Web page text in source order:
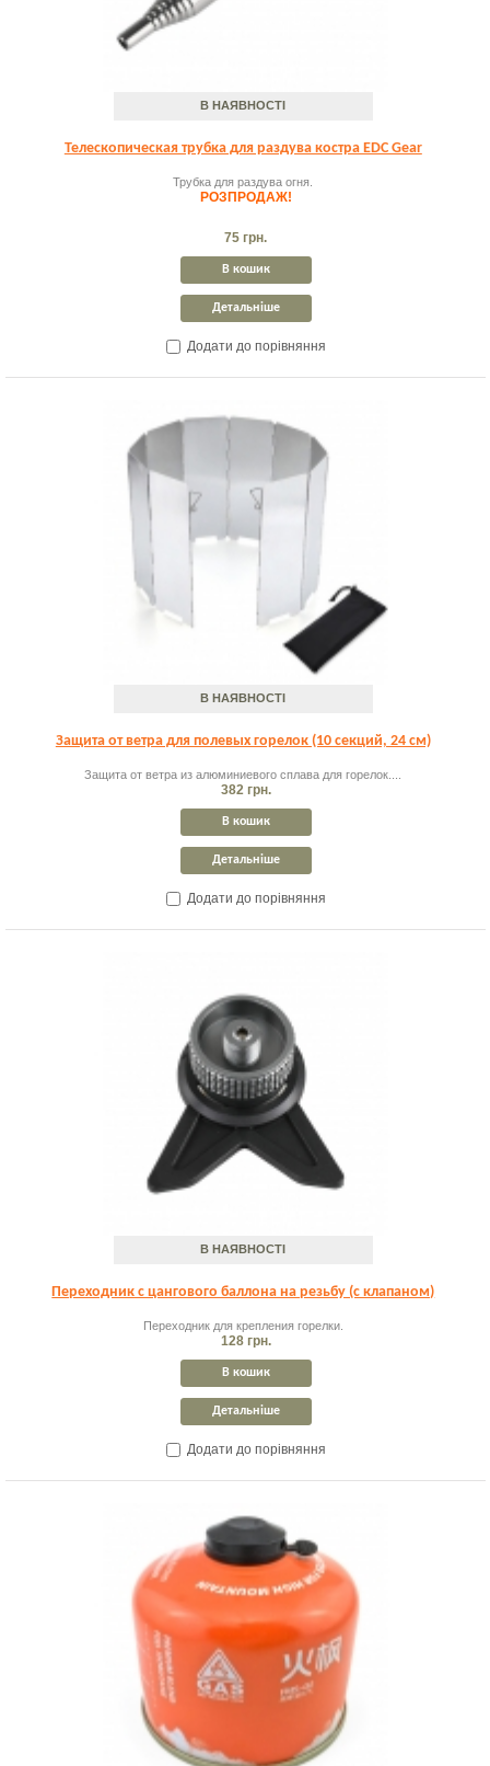
В НАЯВНОСТІ
Телескопическая трубка для раздува костра EDC Gear
Трубка для раздува огня.
РОЗПРОДАЖ!
75 грн.
В кошик
Детальніше
Додати до порівняння
В НАЯВНОСТІ
Защита от ветра для полевых горелок (10 секций, 24 см)
Защита от ветра из алюминиевого сплава для горелок....
382 грн.
В кошик
Детальніше
Додати до порівняння
В НАЯВНОСТІ
Переходник с цангового баллона на резьбу (с клапаном)
Переходник для крепления горелки.
128 грн.
В кошик
Детальніше
Додати до порівняння